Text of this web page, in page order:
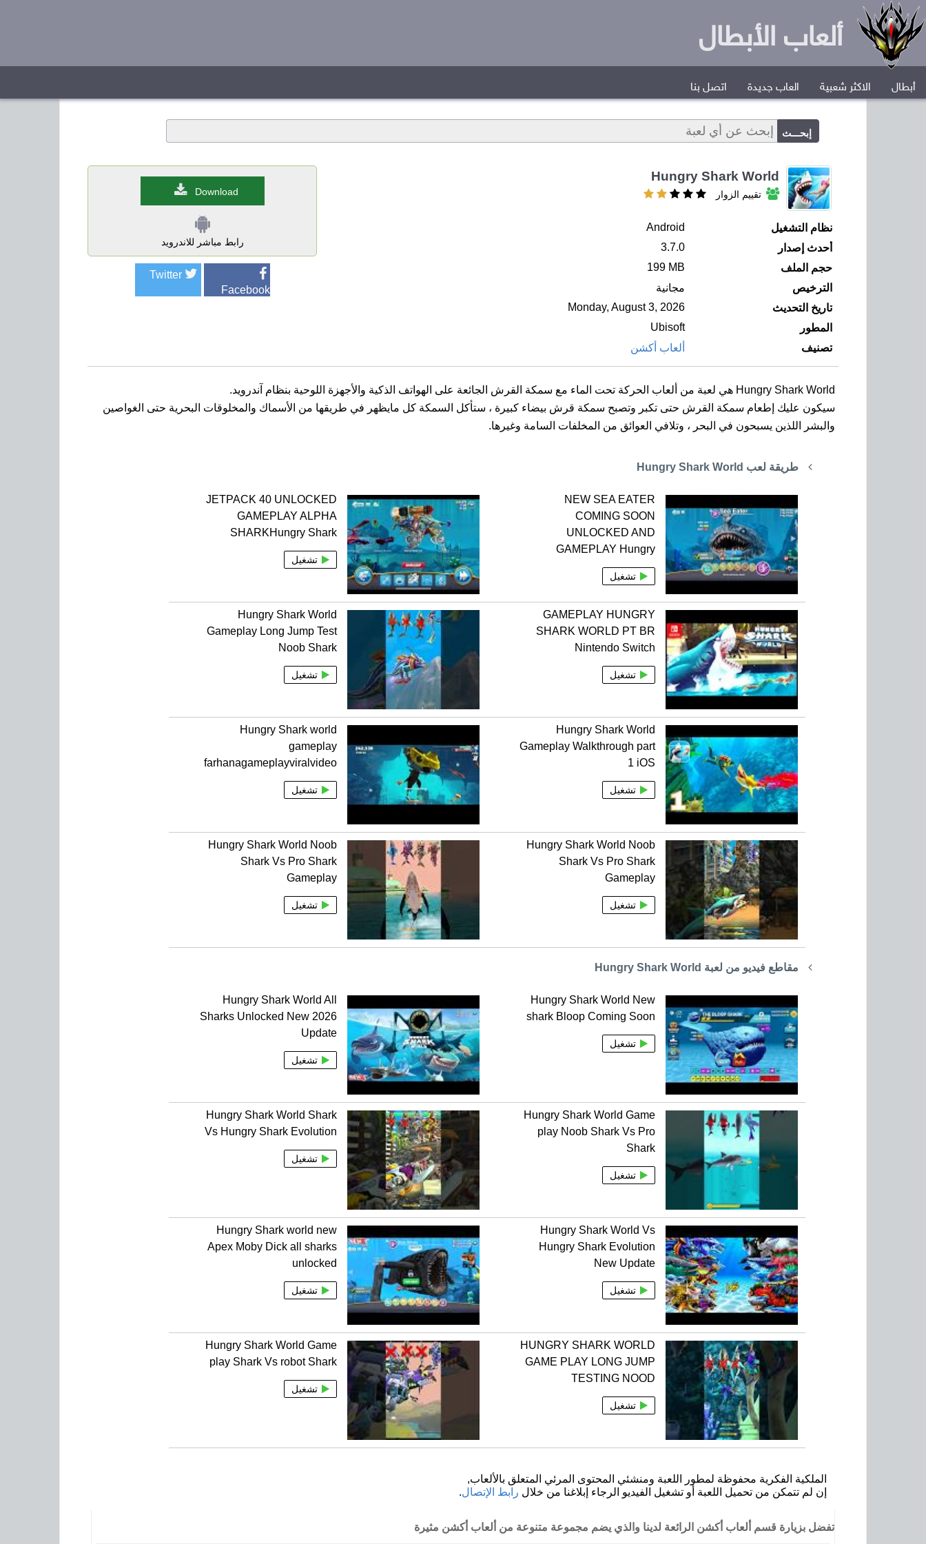
ألعاب الأبطال
أبطال الاكثر شعبية العاب جديدة اتصل بنا
Hungry Shark World
تقييم الزوار
نظام التشغيل
Android
أحدث إصدار
3.7.0
حجم الملف
199 MB
الترخيص
مجانية
تاريخ التحديث
Monday, August 3, 2026
المطور
Ubisoft
تصنيف
ألعاب أكشن
Download
رابط مباشر للاندرويد
Facebook
Twitter
Hungry Shark World هي لعبة من ألعاب الحركة تحت الماء مع سمكة القرش الجائعة على الهواتف الذكية والأجهزة اللوحية بنظام آندرويد.
سيكون عليك إطعام سمكة القرش حتى تكبر وتصبح سمكة قرش بيضاء كبيرة ، ستأكل السمكة كل مايظهر في طريقها من الأسماك والمخلوقات البحرية حتى الغواصين
والبشر اللذين يسبحون في البحر ، وتلافي العوائق من المخلفات السامة وغيرها.
طريقة لعب Hungry Shark World
NEW SEA EATER
COMING SOON
UNLOCKED AND
GAMEPLAY Hungry
تشغيل
JETPACK 40 UNLOCKED
GAMEPLAY ALPHA
SHARKHungry Shark
تشغيل
GAMEPLAY HUNGRY
SHARK WORLD PT BR
Nintendo Switch
تشغيل
Hungry Shark World
Gameplay Long Jump Test
Noob Shark
تشغيل
Hungry Shark World
Gameplay Walkthrough part
1 iOS
تشغيل
Hungry Shark world
gameplay
farhanagameplayviralvideo
تشغيل
Hungry Shark World Noob
Shark Vs Pro Shark
Gameplay
تشغيل
Hungry Shark World Noob
Shark Vs Pro Shark
Gameplay
تشغيل
مقاطع فيديو من لعبة Hungry Shark World
Hungry Shark World New
shark Bloop Coming Soon
تشغيل
Hungry Shark World All
Sharks Unlocked New 2026
Update
تشغيل
Hungry Shark World Game
play Noob Shark Vs Pro
Shark
تشغيل
Hungry Shark World Shark
Vs Hungry Shark Evolution
تشغيل
Hungry Shark World Vs
Hungry Shark Evolution
New Update
تشغيل
Hungry Shark world new
Apex Moby Dick all sharks
unlocked
تشغيل
HUNGRY SHARK WORLD
GAME PLAY LONG JUMP
TESTING NOOD
تشغيل
Hungry Shark World Game
play Shark Vs robot Shark
تشغيل
الملكية الفكرية محفوظة لمطور اللعبة ومنشئي المحتوى المرئي المتعلق بالألعاب,
إن لم تتمكن من تحميل اللعبة أو تشغيل الفيديو الرجاء إبلاغنا من خلال رابط الإتصال.
تفضل بزيارة قسم ألعاب أكشن الرائعة لدينا والذي يضم مجموعة متنوعة من ألعاب أكشن مثيرة